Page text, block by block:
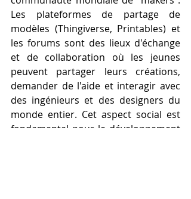
Les plateformes de partage de
modèles (Thingiverse, Printables) et
les forums sont des lieux d'échange
et de collaboration où les jeunes
peuvent partager leurs créations,
demander de l'aide et interagir avec
des ingénieurs et des designers du
monde entier. Cet aspect social est
fondamental pour le développement